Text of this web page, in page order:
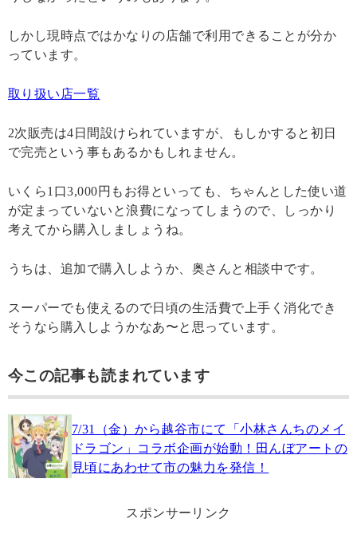
しかし現時点ではかなりの店舗で利用できることが分か
っています。
取り扱い店一覧
2次販売は4日間設けられていますが、もしかすると初日
で完売という事もあるかもしれません。
いくら1口3,000円もお得といっても、ちゃんとした使い道
が定まっていないと浪費になってしまうので、しっかり
考えてから購入しましょうね。
うちは、追加で購入しようか、奥さんと相談中です。
スーパーでも使えるので日頃の生活費で上手く消化でき
そうなら購入しようかなあ〜と思っています。
今この記事も読まれています
7/31（金）から越谷市にて「小林さんちのメイ
ドラゴン」コラボ企画が始動！田んぼアートの
見頃にあわせて市の魅力を発信！
スポンサーリンク